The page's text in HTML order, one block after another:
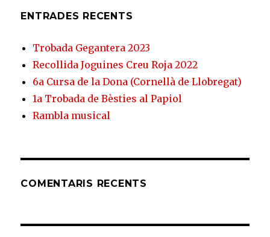
ENTRADES RECENTS
Trobada Gegantera 2023
Recollida Joguines Creu Roja 2022
6a Cursa de la Dona (Cornellà de Llobregat)
1a Trobada de Bèsties al Papiol
Rambla musical
COMENTARIS RECENTS